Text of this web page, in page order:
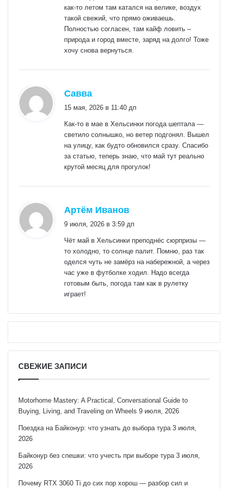
как-то летом там катался на велике, воздух
такой свежий, что прямо оживаешь.
Полностью согласен, там кайф ловить –
природа и город вместе, заряд на долго! Тоже
хочу снова вернуться.
Савва
15 мая, 2026 в 11:40 дп
Как-то в мае в Хельсинки погода шептала —
светило солнышко, но ветер подгонял. Вышел
на улицу, как будто обновился сразу. Спасибо
за статью, теперь знаю, что май тут реально
крутой месяц для прогулок!
Артём Иванов
9 июля, 2026 в 3:59 дп
Чёт май в Хельсинки преподнёс сюрпризы —
то холодно, то солнце палит. Помню, раз так
оделся чуть не замёрз на набережной, а через
час уже в футболке ходил. Надо всегда
готовым быть, погода там как в рулетку
играет!
СВЕЖИЕ ЗАПИСИ
Motorhome Mastery: A Practical, Conversational Guide to
Buying, Living, and Traveling on Wheels 9 июля, 2026
Поездка на Байконур: что узнать до выбора тура 3 июля,
2026
Байконур без спешки: что учесть при выборе тура 3 июля,
2026
Почему RTX 3060 Ti до сих пор хорош — разбор сил и